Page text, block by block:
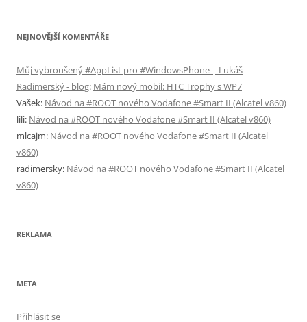
NEJNOVĚJŠÍ KOMENTÁŘE
Můj vybroušený #AppList pro #WindowsPhone | Lukáš
Radimerský - blog: Mám nový mobil: HTC Trophy s WP7
Vašek: Návod na #ROOT nového Vodafone #Smart II (Alcatel v860)
lili: Návod na #ROOT nového Vodafone #Smart II (Alcatel v860)
mlcajm: Návod na #ROOT nového Vodafone #Smart II (Alcatel
v860)
radimersky: Návod na #ROOT nového Vodafone #Smart II (Alcatel
v860)
REKLAMA
META
Přihlásit se